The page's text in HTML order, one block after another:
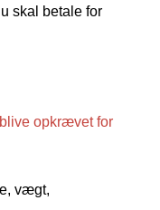
skal betale for
opkrævet for
vægt,